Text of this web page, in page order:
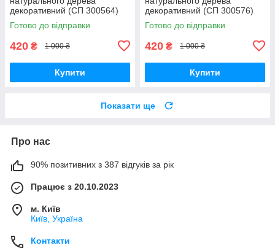
декоративний (СП 300564)
Готово до відправки
420 ₴ 1 000 ₴
Купити
декоративний (СП 300576)
Готово до відправки
420 ₴ 1 000 ₴
Купити
Показати ще
Про нас
90% позитивних з 387 відгуків за рік
Працює з 20.10.2023
м. Київ
Київ, Україна
Контакти